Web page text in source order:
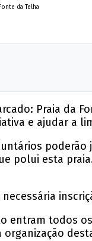
Praia da
e ajudar a
polui esta
entram todos